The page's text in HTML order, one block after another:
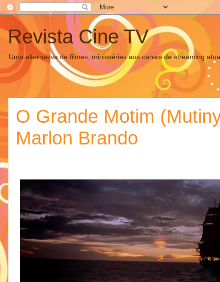
Revista Cine TV
Uma alternativa de filmes, minisséries aos canais de streaming
O Grande Motim
Marlon Brando